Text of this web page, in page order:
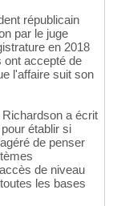
républicain
par le juge
en 2018
ont accepté de
l'affaire suit son
a écrit
établir si
de penser
de niveau
les bases